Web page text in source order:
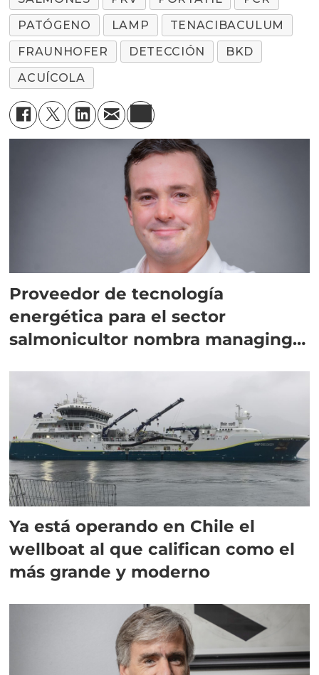
PATÓGENO
LAMP
TENACIBACULUM
FRAUNHOFER
DETECCIÓN
BKD
ACUÍCOLA
Proveedor de tecnología
energética para el sector
salmonicultor nombra managing
Ya está operando en Chile el
wellboat al que califican como el
más grande y moderno